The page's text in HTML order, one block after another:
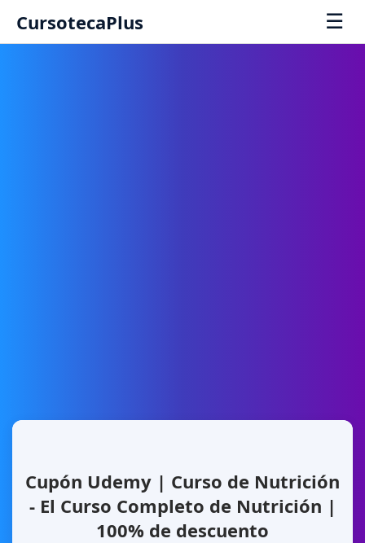
CursotecaPlus ☰
Cupón Udemy | Curso de Nutrición
- El Curso Completo de Nutrición |
100% de descuento